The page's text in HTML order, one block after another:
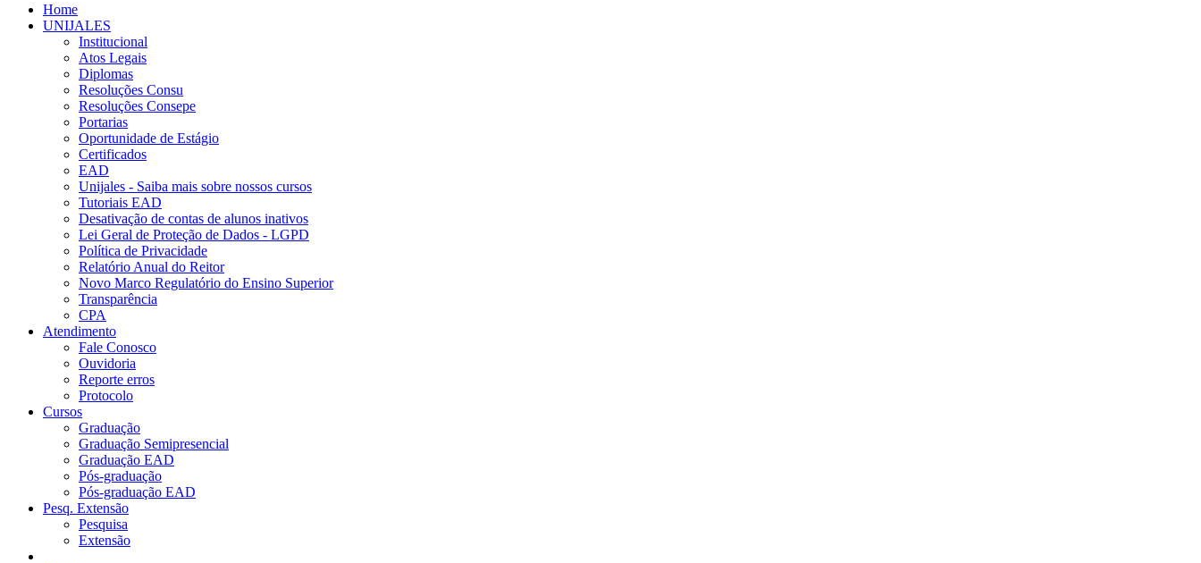
Home
UNIJALES
Institucional
Atos Legais
Diplomas
Resoluções Consu
Resoluções Consepe
Portarias
Oportunidade de Estágio
Certificados
EAD
Unijales - Saiba mais sobre nossos cursos
Tutoriais EAD
Desativação de contas de alunos inativos
Lei Geral de Proteção de Dados - LGPD
Política de Privacidade
Relatório Anual do Reitor
Novo Marco Regulatório do Ensino Superior
Transparência
CPA
Atendimento
Fale Conosco
Ouvidoria
Reporte erros
Protocolo
Cursos
Graduação
Graduação Semipresencial
Graduação EAD
Pós-graduação
Pós-graduação EAD
Pesq. Extensão
Pesquisa
Extensão